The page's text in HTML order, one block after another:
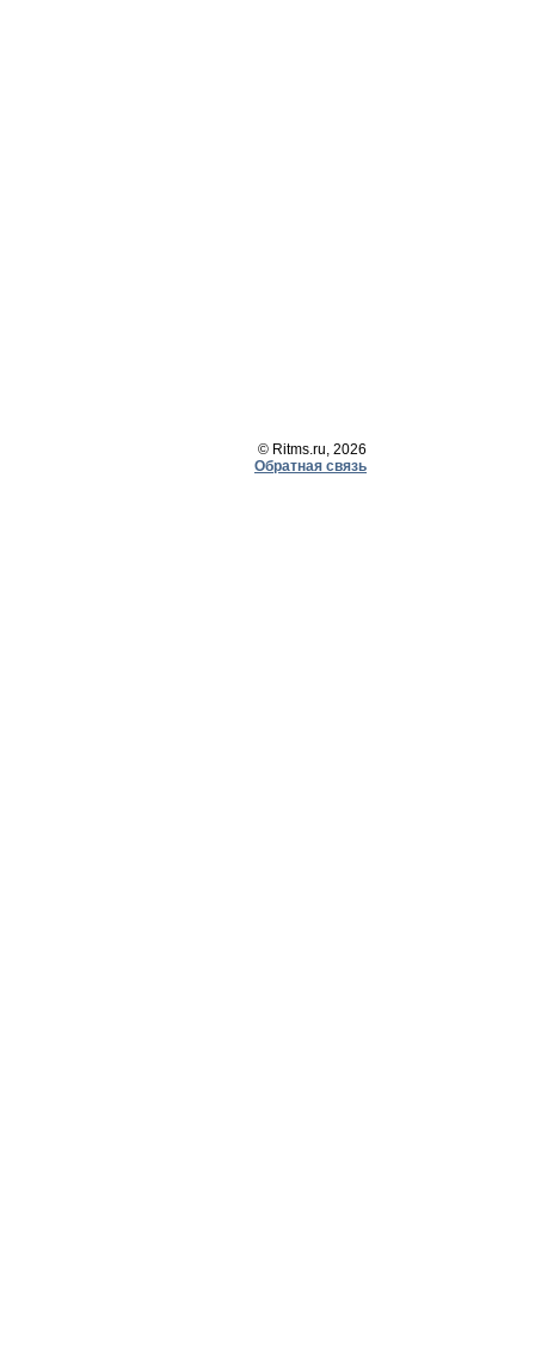
© Ritms.ru, 2026
Обратная связь